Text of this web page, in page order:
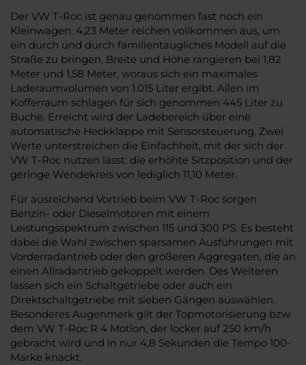
Der VW T-Roc ist genau genommen fast noch ein
Kleinwagen. 4,23 Meter reichen vollkommen aus, um
ein durch und durch familientaugliches Modell auf die
Straße zu bringen. Breite und Höhe rangieren bei 1,82
Meter und 1,58 Meter, woraus sich ein maximales
Laderaumvolumen von 1.015 Liter ergibt. Allen im
Kofferraum schlagen für sich genommen 445 Liter zu
Buche. Erreicht wird der Ladebereich über eine
automatische Heckklappe mit Sensorsteuerung. Zwei
Werte unterstreichen die Einfachheit, mit der sich der
VW T-Roc nutzen lässt: die erhöhte Sitzposition und der
geringe Wendekreis von lediglich 11,10 Meter.
Für ausreichend Vortrieb beim VW T-Roc sorgen
Benzin- oder Dieselmotoren mit einem
Leistungsspektrum zwischen 115 und 300 PS. Es besteht
dabei die Wahl zwischen sparsamen Ausführungen mit
Vorderradantrieb oder den größeren Aggregaten, die an
einen Allradantrieb gekoppelt werden. Des Weiteren
lassen sich ein Schaltgetriebe oder auch ein
Direktschaltgetriebe mit sieben Gängen auswählen.
Besonderes Augenmerk gilt der Topmotorisierung bzw.
dem VW T-Roc R 4 Motion, der locker auf 250 km/h
gebracht wird und in nur 4,8 Sekunden die Tempo 100-
Marke knackt.